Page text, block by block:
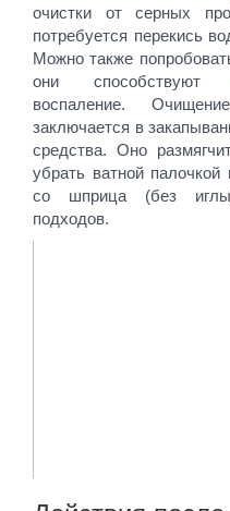
очистки от серных
потребуется перекись
Можно также
они
воспаление.
заключается в
средства. Оно
убрать ватной
со шприца (без
подходов.